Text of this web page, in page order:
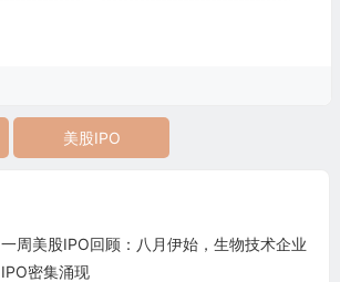
美股IPO
一周美股IPO回顾：八月伊始，生物技术企业
IPO密集涌现